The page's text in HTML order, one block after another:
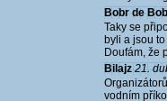
Bobr de
Taky se
byli a jsou
Doufám, že
Bilajz 21.
vodním